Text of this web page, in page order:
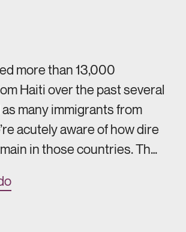
more than 13,000
Haiti over the past several
many immigrants from
acutely aware of how dire
in those countries. Th…